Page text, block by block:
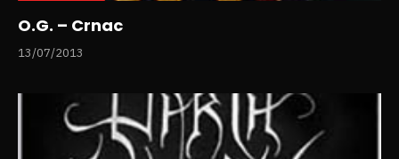
O.G. – Crnac
13/07/2013